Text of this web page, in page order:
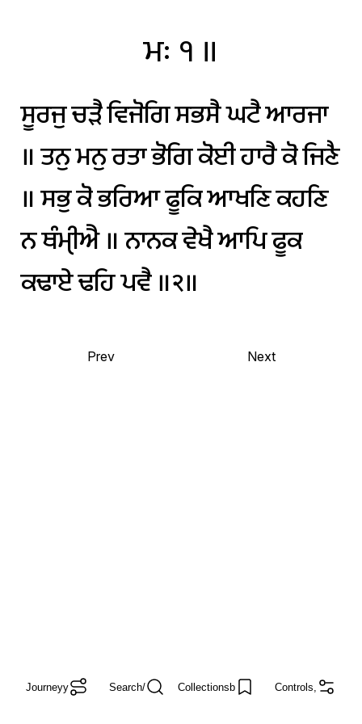
ਮਃ ੧ ॥
ਸੂਰਜੁਚੜੈਵਿਜੋਗਿਸਭਸੈਘਟੈਆਰਜਾ
॥ਤਨੁਮਨੁਰਤਾਭੋਗਿਕੋਈਹਾਰੈਕੋਜਿਣੈ
॥ਸਭੁਕੋਭਰਿਆਫੂਕਿਆਖਣਿਕਹਣਿ
ਨਥੰਮੑੀਐ॥ਨਾਨਕਵੇਖੈਆਪਿਫੂਕ
ਕਢਾਏਢਹਿਪਵੈ॥੨॥
Prev Next
Journeyy Search/ Collectionsb Controls